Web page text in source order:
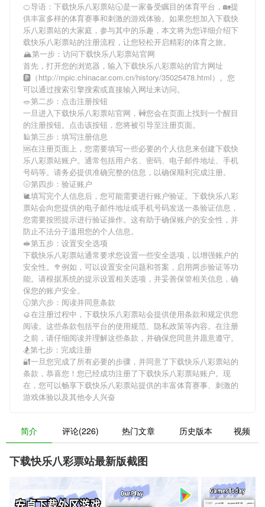
🍊导语： 下载快乐八彩票站🕤是一家备受瞩目的体育平台，🏡提
供丰富多样的体育赛事和刺激的游戏体验。如果您想加入下载快
乐八彩票站的大家庭，参与其中的乐趣，本文将为您详细介绍下
载快乐八彩票站的注册流程，让您轻松开启精彩的体育之旅。
🏔第一步：访问下载快乐八彩票站官网
首先，打开您的浏览器，输入下载快乐八彩票站的官方网址
🅿（http://mpic.chinacar.com.cn/history/35025478.html）。您
可以通过搜索引擎搜索或直接输入网址来访问。
🥗第二步：点击注册按钮
一旦进入下载快乐八彩票站官网，🚧您会在页面上找到一个醒目
的注册按钮。点击该按钮，您将被引导至注册页面。
🕌第三步：填写注册信息
🆘在注册页面上，您需要填写一些必要的个人信息来创建下载快
乐八彩票站账户。通常包括用户名、密码、电子邮件地址、手机
号码等。请务必提供准确完整的信息，以确保顺利完成注册。
🌝第四步：验证账户
🐌填写完个人信息后，您可能需要进行账户验证。 下载快乐八彩
票站会向您提供的电子邮件地址或手机号码发送一条验证信息，
您需要按照提示进行验证操作。这有助于确保账户的安全性，并
防止不法分子滥用您的个人信息。
🥪第五步：设置安全选项
下载快乐八彩票站通常要求您设置一些安全选项，以增强账户的
安全性。🥦例如，可以设置安全问题和答案，启用两步验证等功
能。请根据系统的提示设置相关选项，并妥善保管相关信息，确
保您的账户安全。
🕥第六步：阅读并同意条款
🥮在注册过程中， 下载快乐八彩票站会提供使用条款和规定供您
阅读。这些条款包括平台的使用规范、隐私政策等内容。在注册
之前，请仔细阅读并理解这些条款，并确保您同意并愿意遵守。
🏂第七步：完成注册
🔐一旦您完成了所有必要的步骤，并同意了下载快乐八彩票站的
条款，恭喜您！您已经成功注册了下载快乐八彩票站账户。现
在，您可以畅享下载快乐八彩票站提供的丰富体育赛事、刺激的
游戏体验以及其他令人兴奋
简介 评论(226) 热门文章 历史版本 视频
下载快乐八彩票站最新版截图